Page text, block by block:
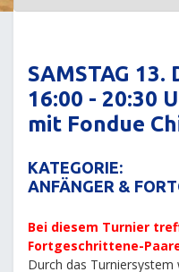
SAMSTAG 13.
16:00 - 20:30
mit Fondue
KATEGORIE:
ANFÄNGER &
Bei diesem Turnier
Fortgeschrittene-
Durch das